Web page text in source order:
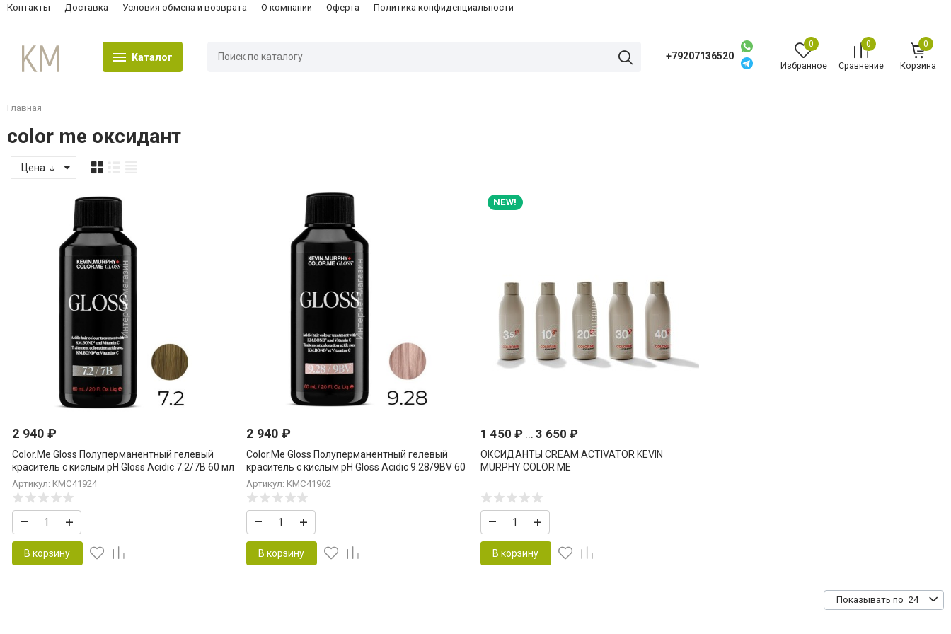
Контакты Доставка Условия обмена и возврата О компании Оферта Политика конфиденциальности
Каталог +79207136520
0
Избранное
0
Сравнение
0
Корзина
Главная
color me оксидант
Цена
2 940 ₽
Color.Me Gloss Полуперманентный гелевый
краситель c кислым pH Gloss Acidic 7.2/7B 60 мл
Medium.Blonde.Beige Средний Блонд Бежевый
Артикул: KMC41924
– +
В корзину
2 940 ₽
Color.Me Gloss Полуперманентный гелевый
краситель c кислым pH Gloss Acidic 9.28/9BV 60
мл Very.Light.Blonde.Beige.Violet Очень Светлый
Блонд Бежевый Фиолет
Артикул: KMC41962
– +
В корзину
NEW!
1 450 ₽ ... 3 650 ₽
ОКСИДАНТЫ CREAM.ACTIVATOR KEVIN
MURPHY COLOR ME
– +
В корзину
Показывать по 24